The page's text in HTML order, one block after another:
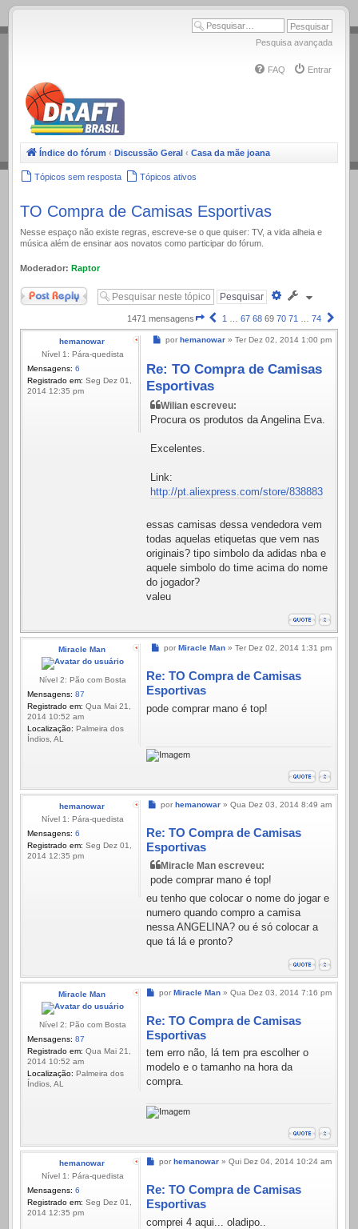
.
Pesquisa avançada
FAQ Entrar
Índice do fórum ‹ Discussão Geral ‹ Casa da mãe joana
Tópicos sem resposta Tópicos ativos
TO Compra de Camisas Esportivas
Nesse espaço não existe regras, escreve-se o que quiser: TV, a vida alheia e
música além de ensinar aos novatos como participar do fórum.
Moderador: Raptor
Responder
Pesquisa
1471 mensagens Página
69
de
Anterior
1 67 68 69 70 71 74
hemanowar
Nível 1: Pára-quedista
Mensagens: 6
Registrado em: Seg Dez 01,
2014 12:35 pm
Mensagem
por hemanowar » Ter Dez 02, 2014 1:00 pm
Re: TO Compra de Camisas
Esportivas
Wilian escreveu:
Procura os produtos da Angelina Eva.
Excelentes.
Link:
http://pt.aliexpress.com/store/838883
essas camisas dessa vendedora vem
todas aquelas etiquetas que vem nas
originais? tipo simbolo da adidas nba e
aquele simbolo do time acima do nome
do jogador?
valeu
Miracle Man
Nível 2: Pão com Bosta
Mensagens: 87
Registrado em: Qua Mai 21,
2014 10:52 am
Localização: Palmeira dos
Índios, AL
Mensagem
por Miracle Man » Ter Dez 02, 2014 1:31 pm
Re: TO Compra de Camisas
Esportivas
pode comprar mano é top!
hemanowar
Nível 1: Pára-quedista
Mensagens: 6
Registrado em: Seg Dez 01,
2014 12:35 pm
Mensagem
por hemanowar » Qua Dez 03, 2014 8:49 am
Re: TO Compra de Camisas
Esportivas
Miracle Man escreveu:
pode comprar mano é top!
eu tenho que colocar o nome do jogar e
numero quando compro a camisa
nessa ANGELINA? ou é só colocar a
que tá lá e pronto?
Miracle Man
Nível 2: Pão com Bosta
Mensagens: 87
Registrado em: Qua Mai 21,
2014 10:52 am
Localização: Palmeira dos
Índios, AL
Mensagem
por Miracle Man » Qua Dez 03, 2014 7:16 pm
Re: TO Compra de Camisas
Esportivas
tem erro não, lá tem pra escolher o
modelo e o tamanho na hora da
compra.
hemanowar
Nível 1: Pára-quedista
Mensagens: 6
Registrado em: Seg Dez 01,
2014 12:35 pm
Mensagem
por hemanowar » Qui Dez 04, 2014 10:24 am
Re: TO Compra de Camisas
Esportivas
comprei 4 aqui... oladipo..